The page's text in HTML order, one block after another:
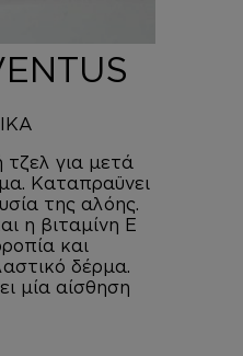
για μετά
Καταπραϋνει
της αλόης.
η βιταμίνη Ε
και
δέρμα.
μία αίσθηση